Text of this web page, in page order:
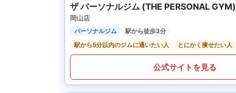
ザ パーソナルジム (THE PERSONAL GYM)
岡山店
パーソナルジム
駅から徒歩3分
駅から5分以内のジムに通いたい人
とにかく痩せたい人
公式サイトを見る